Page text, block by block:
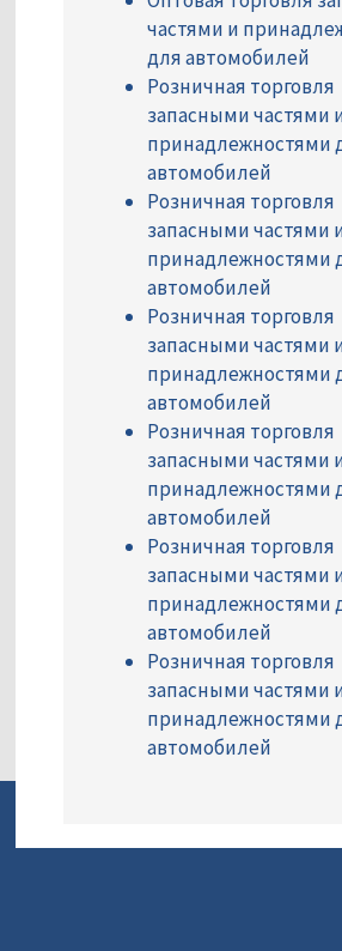
частями и
для автомобилей
Розничная торговля
запасными частями
принадлежностями
автомобилей
Розничная торговля
запасными частями
принадлежностями
автомобилей
Розничная торговля
запасными частями
принадлежностями
автомобилей
Розничная торговля
запасными частями
принадлежностями
автомобилей
Розничная торговля
запасными частями
принадлежностями
автомобилей
Розничная торговля
запасными частями
принадлежностями
автомобилей